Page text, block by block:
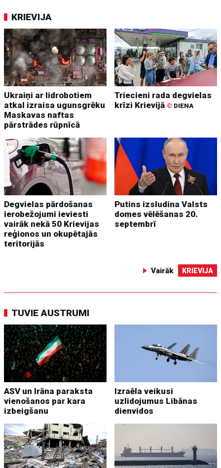
KRIEVIJA
Ukraiņi ar lidrobotiem
atkal izraisa ugunsgrēku
Maskavas naftas
pārstrādes rūpnīcā
Triecieni rada degvielas
krīzi Krievijā © DIENA
Degvielas pārdošanas
ierobežojumi ieviesti
vairāk nekā 50 Krievijas
reģionos un okupētajās
teritorijās
Putins izsludina Valsts
domes vēlēšanas 20.
septembrī
Vairāk KRIEVIJA
TUVIE AUSTRUMI
ASV un Irāna paraksta
vienošanos par kara
izbeigšanu
Izraēla veikusi
uzlidojumus Libānas
dienvidos